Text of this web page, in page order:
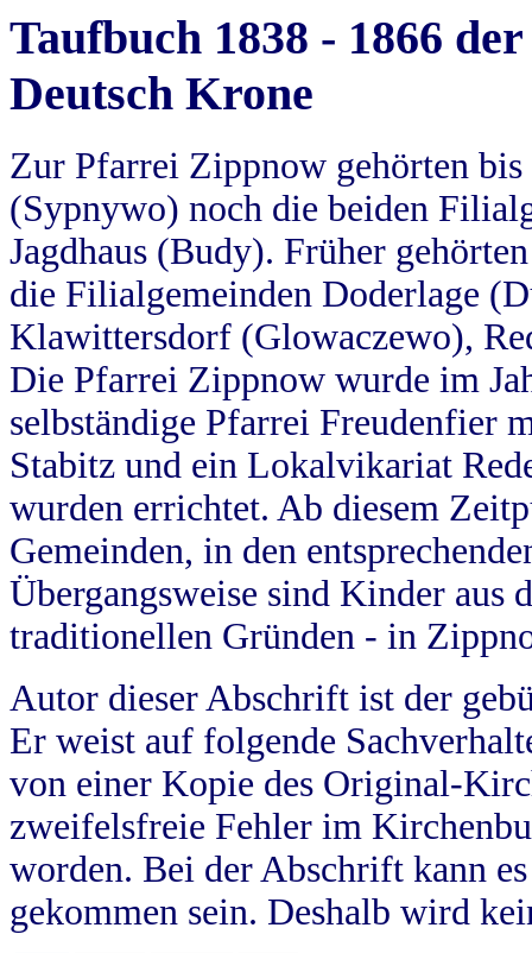
Taufbuch 1838 - 1866
Deutsch Krone
Zur Pfarrei Zippnow gehörten
(Sypnywo) noch die beiden
Jagdhaus (Budy). Früher
die Filialgemeinden Doderlage
Klawittersdorf (Glowaczewo),
Die Pfarrei Zippnow wurde im
selbständige Pfarrei Freudenfier
Stabitz und ein Lokalvikariat
wurden errichtet. Ab diesem
Gemeinden, in den
Übergangsweise sind Kinder aus
traditionellen Gründen - in
Autor dieser Abschrift ist der
Er weist auf folgende
von einer Kopie des Original-
zweifelsfreie Fehler im
worden. Bei der Abschrift kann
gekommen sein. Deshalb wird